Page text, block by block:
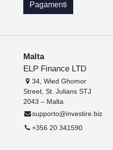
Pagamenti
Malta
ELP Finance LTD
34, Wied Ghomor
Street, St. Julians STJ
2043 – Malta
supporto@investire.biz
+356 20 341590